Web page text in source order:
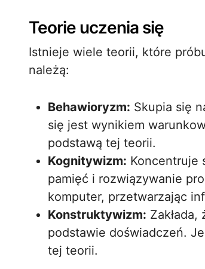
Teorie uczenia się
Istnieje wiele teorii, które
należą:
Behawioryzm: Skupia się
się jest wynikiem
podstawą tej teorii.
Kognitywizm: Koncentruje
pamięć i rozwiązywanie
komputer, przetwarzając
Konstruktywizm:
podstawie doświadczeń.
tej teorii.